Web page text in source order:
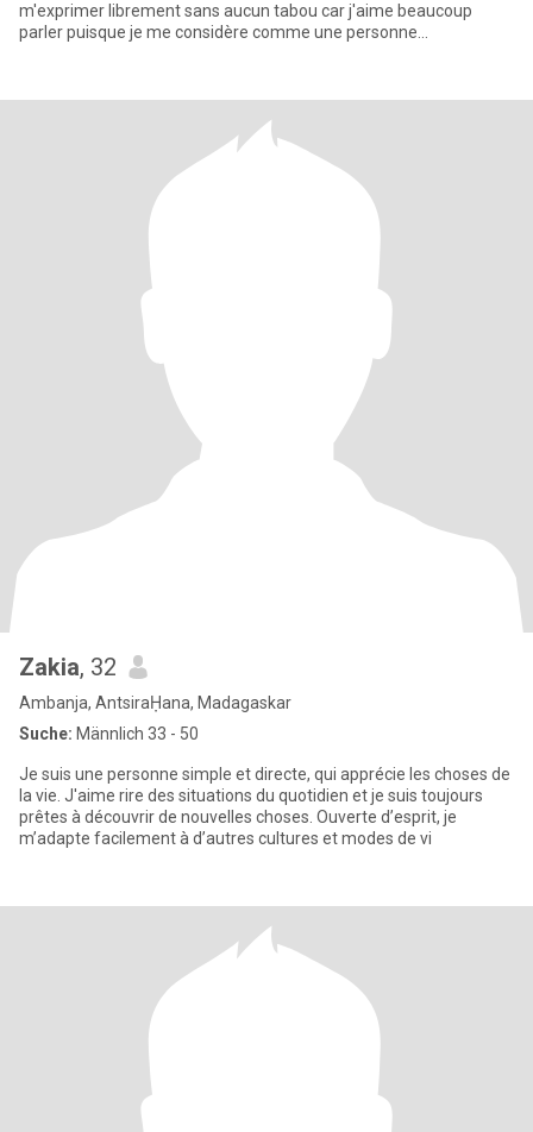
m'exprimer librement sans aucun tabou car j'aime beaucoup
parler puisque je me considère comme une personne
Zakia, 32
Ambanja, AntsiraḤana, Madagaskar
Suche: Männlich 33 - 50
Je suis une personne simple et directe, qui apprécie les choses de
la vie. J'aime rire des situations du quotidien et je suis toujours
prêtes à découvrir de nouvelles choses. Ouverte d’esprit, je
m’adapte facilement à d’autres cultures et modes de vi